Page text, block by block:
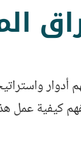
أدوار
كيفية عمل